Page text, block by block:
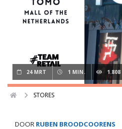
24 MRT 1 MIN. 1.808
STORES
DOOR RUBEN BROODCOORENS